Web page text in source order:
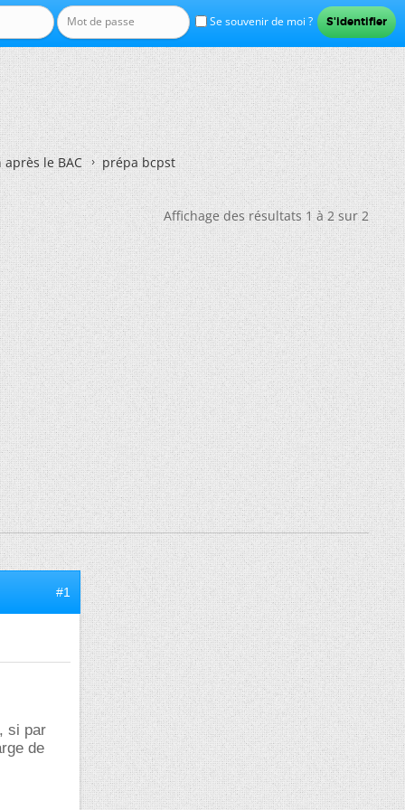
Se souvenir de moi ?
le BAC prépa bcpst
Affichage des résultats 1 à 2 sur 2
#1
si par
de